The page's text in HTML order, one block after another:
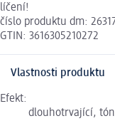
líčení!
číslo produktu dm:
GTIN: 3616305210272
Vlastnosti produktu
Efekt:
dlouhotrvající,